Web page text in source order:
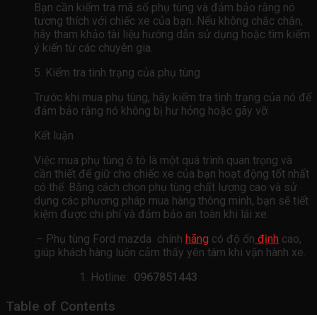
Bạn cần kiểm tra mã số phụ tùng và đảm bảo rằng nó
tương thích với chiếc xe của bạn. Nếu không chắc chắn,
hãy tham khảo tài liệu hướng dẫn sử dụng hoặc tìm kiếm
ý kiến ​​từ các chuyên gia.
5. Kiểm tra tình trạng của phụ tùng
Trước khi mua phụ tùng, hãy kiểm tra tình trạng của nó để
đảm bảo rằng nó không bị hư hỏng hoặc gãy vỡ.
Kết luận
Việc mua phụ tùng ô tô là một quá trình quan trọng và
cần thiết để giữ cho chiếc xe của bạn hoạt động tốt nhất
có thể. Bằng cách chọn phụ tùng chất lượng cao và sử
dụng các phương pháp mua hàng thông minh, bạn sẽ tiết
kiệm được chi phí và đảm bảo an toàn khi lái xe.
.– Phụ tùng Ford mazda chính hãng có độ ổn định cao,
giúp khách hàng luôn cảm thấy yên tâm khi vận hành xe.
Hotline: 0967851443
Table of Contents